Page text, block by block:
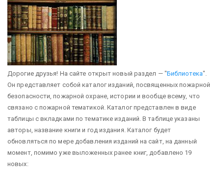
Дорогие друзья! На сайте открыт новый раздел — "Библиотека".
Он представляет собой каталог изданий, посвященных пожарной
безопасности, пожарной охране, истории и вообще всему, что
связано с пожарной тематикой. Каталог представлен в виде
таблицы с вкладками по тематике изданий. В таблице указаны
авторы, название книги и год издания. Каталог будет
обновляться по мере добавления изданий на сайт, на данный
момент, помимо уже выложенных ранее книг, добавлено 19
новых: